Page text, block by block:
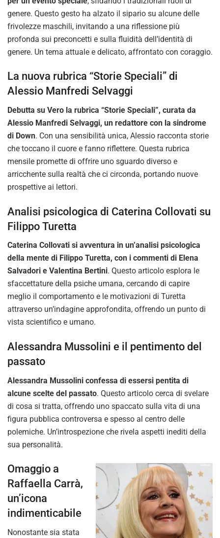
genere. Questo gesto ha alzato il sipario su alcune delle
frivolezze maschili, invitando a una riflessione più
profonda sui preconcetti e sulla fluidità dell’identità di
genere. Un tema attuale e delicato, affrontato con coraggio.
La nuova rubrica “Storie Speciali” di
Alessio Manfredi Selvaggi
Debutta su Vero la rubrica “Storie Speciali”, curata da
Alessio Manfredi Selvaggi, un redattore con la sindrome
di Down. Con una sensibilità unica, Alessio racconta storie
che toccano il cuore e fanno riflettere. Questa rubrica
mensile promette di offrire uno sguardo diverso e
arricchente sulla realtà che ci circonda, portando nuove
prospettive ai lettori.
Analisi psicologica di Caterina Collovati su
Filippo Turetta
Caterina Collovati si avventura in un’analisi psicologica
della mente di Filippo Turetta, con i commenti di Elena
Salvadori e Valentina Bertini. Questo articolo esplora le
sfaccettature della psiche umana, cercando di capire
meglio il comportamento e le motivazioni di Turetta
attraverso un’indagine approfondita, offrendo un punto di
vista scientifico e umano.
Alessandra Mussolini e il pentimento del
passato
Alessandra Mussolini confessa di essersi pentita di
alcune scelte del passato. Questo articolo cerca di svelare
di cosa si tratta, offrendo uno spaccato sulla vita di una
figura pubblica controversa e spesso al centro delle
polemiche. Un’introspezione che rivela aspetti inediti della
sua personalità.
Omaggio a
Raffaella Carrà,
un’icona
indimenticabile
Nonostante sia stata